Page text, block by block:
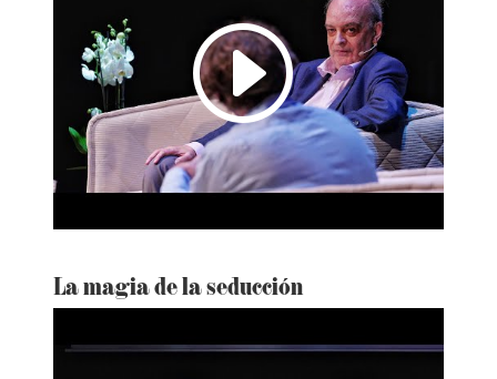
I
La magia de la seducción